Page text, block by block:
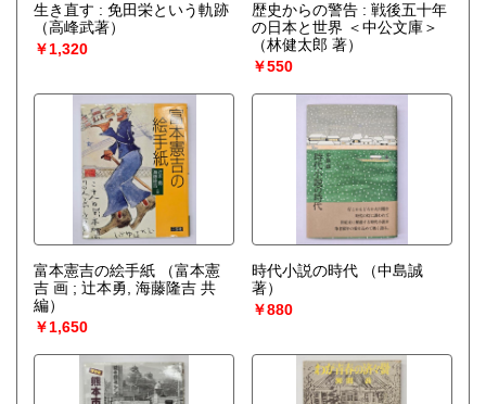
生き直す : 免田栄という軌跡
（高峰武著）
￥1,320
歴史からの警告 : 戦後五十年
の日本と世界 ＜中公文庫＞
（林健太郎 著）
￥550
富本憲吉の絵手紙
（富本憲
吉 画 ; 辻本勇, 海藤隆吉 共
編）
￥1,650
時代小説の時代
（中島誠
著）
￥880